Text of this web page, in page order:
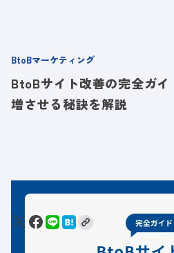
BtoBマーケティング
BtoBサイト改善の完全ガ
増させる秘訣を解説